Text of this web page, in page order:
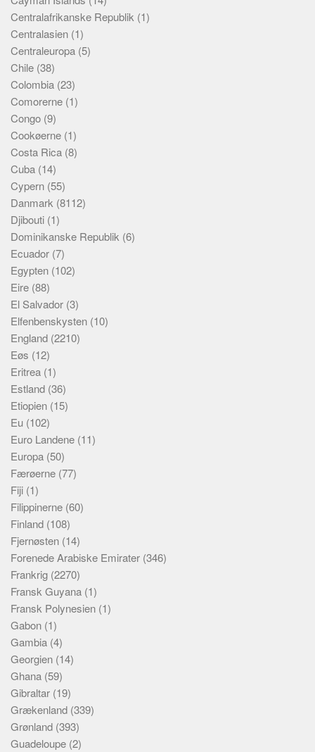
Centralafrikanske Republik (1)
Centralasien (1)
Centraleuropa (5)
Chile (38)
Colombia (23)
Comorerne (1)
Congo (9)
Cookøerne (1)
Costa Rica (8)
Cuba (14)
Cypern (55)
Danmark (8112)
Djibouti (1)
Dominikanske Republik (6)
Ecuador (7)
Egypten (102)
Eire (88)
El Salvador (3)
Elfenbenskysten (10)
England (2210)
Eøs (12)
Eritrea (1)
Estland (36)
Etiopien (15)
Eu (102)
Euro Landene (11)
Europa (50)
Færøerne (77)
Fiji (1)
Filippinerne (60)
Finland (108)
Fjernøsten (14)
Forenede Arabiske Emirater (346)
Frankrig (2270)
Fransk Guyana (1)
Fransk Polynesien (1)
Gabon (1)
Gambia (4)
Georgien (14)
Ghana (59)
Gibraltar (19)
Grækenland (339)
Grønland (393)
Guadeloupe (2)